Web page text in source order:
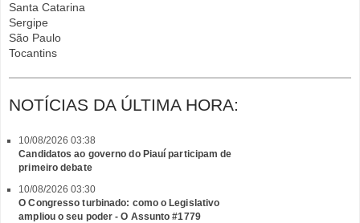
Santa Catarina
Sergipe
São Paulo
Tocantins
NOTÍCIAS DA ÚLTIMA HORA:
10/08/2026 03:38
Candidatos ao governo do Piauí participam de
primeiro debate
10/08/2026 03:30
O Congresso turbinado: como o Legislativo
ampliou o seu poder - O Assunto #1779